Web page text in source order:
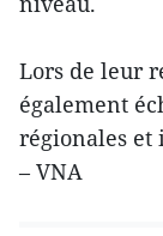
Lors de leur
également
régionales et
– VNA